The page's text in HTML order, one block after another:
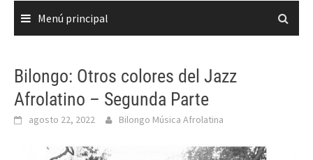
Menú principal
Bilongo: Otros colores del Jazz
Afrolatino – Segunda Parte
agosto 22, 2022 Bilongo Música Afrolatina